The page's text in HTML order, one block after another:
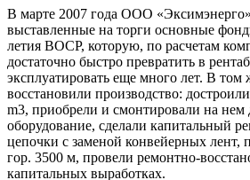
В марте 2007 года ООО
выставленные на торги основные
летия ВОСР, которую, по расчетам
достаточно быстро превратить в
эксплуатировать еще много лет. В том
восстановили производство:
m3, приобрели и смонтировали на нем
оборудование, сделали капитальный
цепочки с заменой конвейерных лент,
гор. 3500 м, провели ремонтно-
капитальных выработках.